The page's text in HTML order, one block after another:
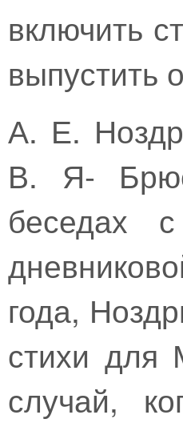
включить
выпустить
А. Е.
В. Я-
беседах
года,
стихи для
случай,